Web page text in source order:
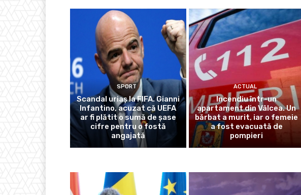
SPORT
Scandal uriaș la FIFA. Gianni
Infantino, acuzat că UEFA
ar fi plătit o sumă de șase
cifre pentru o fostă
angajată
ACTUAL
Incendiu într-un
apartament din Vâlcea. Un
bărbat a murit, iar o femeie
a fost evacuată de
pompieri